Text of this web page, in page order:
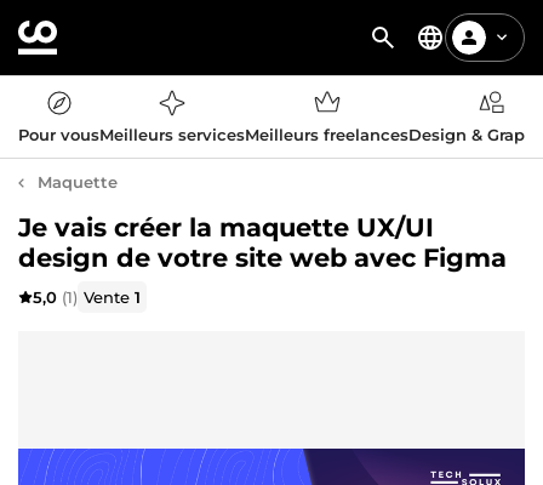
Pour vousMeilleurs servicesMeilleurs freelancesDesign &
Maquette
Je vais créer la maquette UX/UI
design de votre site web avec Figma
5,0 (1) Vente1